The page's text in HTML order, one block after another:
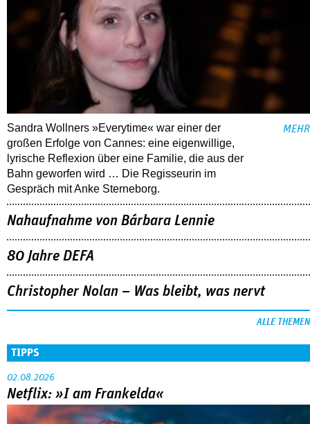
Sandra Wollners »Everytime« war einer der
großen Erfolge von Cannes: eine eigenwillige,
lyrische Reflexion über eine ­Familie, die aus der
Bahn geworfen wird … Die Regisseurin im
Gespräch mit Anke Sterneborg.
MEHR
Nahaufnahme von Bárbara Lennie
80 Jahre DEFA
Christopher Nolan – Was bleibt, was nervt
ALLE THEMEN
TIPPS
02.08.2026
Netflix: »I am Frankelda«